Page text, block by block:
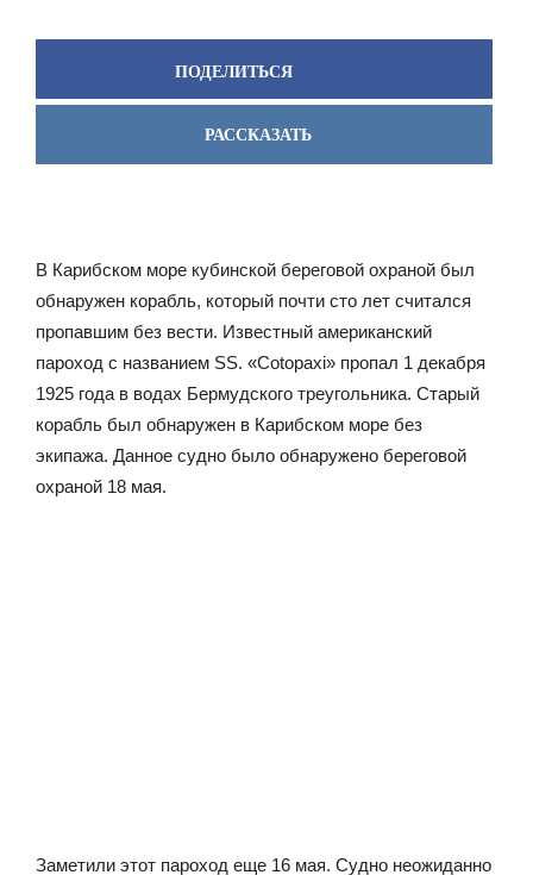
ПОДЕЛИТЬСЯ
РАССКАЗАТЬ
В Карибском море кубинской береговой охраной был
обнаружен корабль, который почти сто лет считался
пропавшим без вести. Известный американский
пароход с названием SS. «Cotopaxi» пропал 1 декабря
1925 года в водах Бермудского треугольника. Старый
корабль был обнаружен в Карибском море без
экипажа. Данное судно было обнаружено береговой
охраной 18 мая.
Заметили этот пароход еще 16 мая. Судно неожиданно